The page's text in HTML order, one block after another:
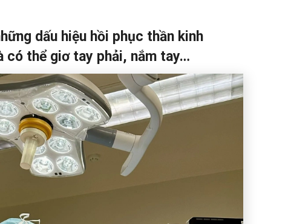
dấu hiệu hồi phục thần kinh
có thể giơ tay phải, nắm tay…